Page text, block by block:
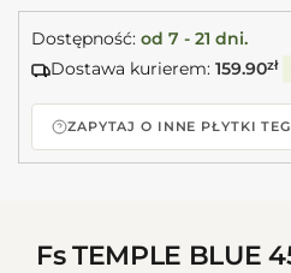
Dostępność: od 7 - 21 dni.
Dostawa kurierem: 159.90zł
ZAPYTAJ O INNE PŁYTKI
Fs TEMPLE BLUE